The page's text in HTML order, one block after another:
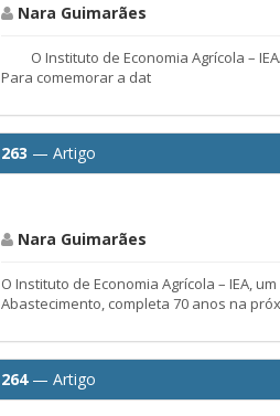
Nara Guimarães
O Instituto de Economia Agrícola –
Para comemorar a dat
263 — Artigo
Nara Guimarães
O Instituto de Economia Agrícola – IEA,
Abastecimento, completa 70 anos na
264— Artigo